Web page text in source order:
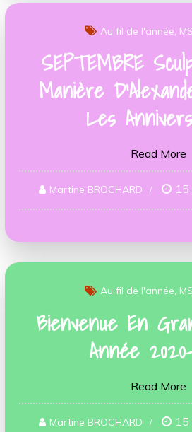
Au fil de l'année
SEPTEMBRE
Manière
Les
Read More
Martine BROCHARD 15
Au fil de l'année
Bienvenue En
Année
Read More
Martine BROCHARD 15